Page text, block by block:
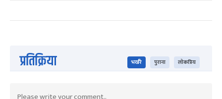
प्रतिक्रिया भर्खरै पुराना लोकप्रिय